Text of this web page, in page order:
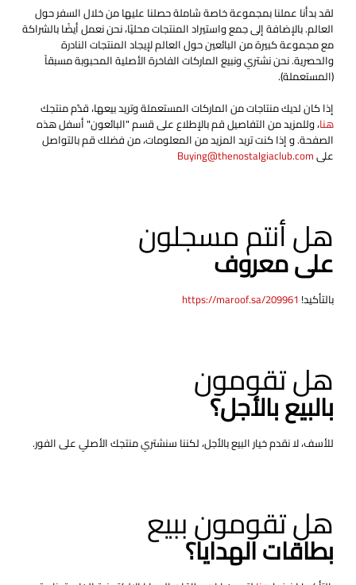
لقد بدأنا عملنا بمجموعة خاصة شاملة حصلنا عليها من خلال السفر حول
العالم. بالإضافة إلى جمع واستيراد المنتجات محليًا، نحن نعمل أيضًا بالشراكة
مع مجموعة كبيرة من البائعين حول العالم لإيجاد المنتجات النادرة
والحصرية. نحن نشتري ونبيع الماركات الفاخرة الأصلية المحبوبة مسبقاً
(المستعملة).
إذا كان لديك منتاجات من الماركات المستعملة وتريد بيعها، قدّم منتجك
هنا، وللمزيد من التفاصيل قم بالإطلاع على قسم "البائعون" أسفل هذه
الصفحة. و إذا كنت تريد المزيد من المعلومات، من فضلك قم بالتواصل
علىBuying@thenostalgiaclub.com
هل أنتم مسجلون
على معروف
بالتأكيد! https://maroof.sa/209961
هل تقومون
بالبيع بالأجل؟
للأسف، لا نقدم خيار البيع بالأجل، لكننا سنشتري منتجك الأصلي على الفور.
هل تقومون ببيع
بطاقات الهدايا؟